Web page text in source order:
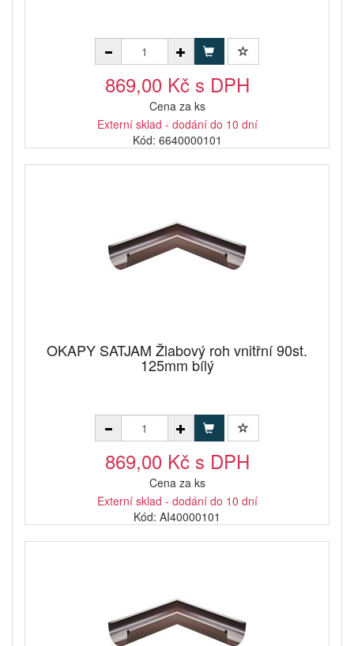
869,00 Kč s DPH
Cena za ks
Externí sklad - dodání do 10 dní
Kód: 6640000101
OKAPY SATJAM Žlabový roh vnitřní 90st.
125mm bílý
869,00 Kč s DPH
Cena za ks
Externí sklad - dodání do 10 dní
Kód: AI40000101